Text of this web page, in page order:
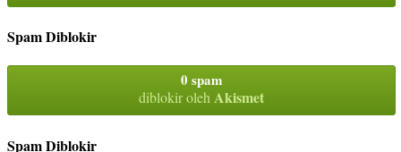
Spam Diblokir
0 spam
diblokir olehAkismet
Spam Diblokir